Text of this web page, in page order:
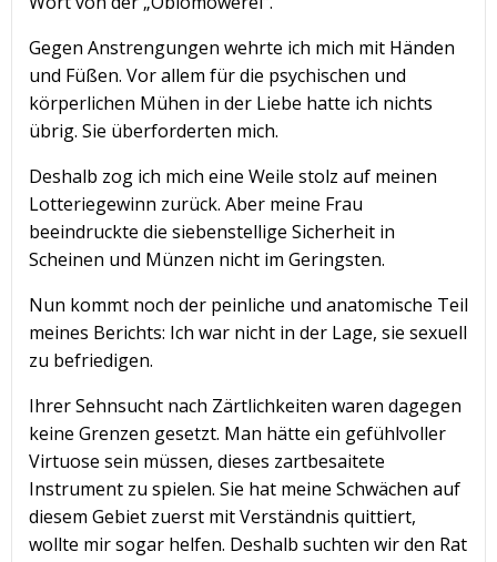
Gegen Anstrengungen wehrte ich mich mit Händen
und Füßen. Vor allem für die psychischen und
körperlichen Mühen in der Liebe hatte ich nichts
übrig. Sie überforderten mich.
Deshalb zog ich mich eine Weile stolz auf meinen
Lotteriegewinn zurück. Aber meine Frau
beeindruckte die siebenstellige Sicherheit in
Scheinen und Münzen nicht im Geringsten.
Nun kommt noch der peinliche und anatomische Teil
meines Berichts: Ich war nicht in der Lage, sie sexuell
zu befriedigen.
Ihrer Sehnsucht nach Zärtlichkeiten waren dagegen
keine Grenzen gesetzt. Man hätte ein gefühlvoller
Virtuose sein müssen, dieses zartbesaitete
Instrument zu spielen. Sie hat meine Schwächen auf
diesem Gebiet zuerst mit Verständnis quittiert,
wollte mir sogar helfen. Deshalb suchten wir den Rat